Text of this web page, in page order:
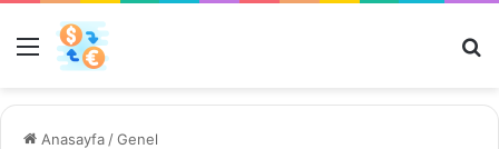
Menü
Anasayfa /Genel